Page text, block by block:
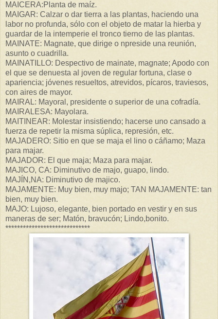
MAICERA:Planta de maíz.
MAIGAR: Calzar o dar tierra a las plantas, haciendo una
labor no profunda, sólo con el objeto de matar la hierba y
guardar de la intemperie el tronco tierno de las plantas.
MAINATE: Magnate, que dirige o npreside una reunión,
asunto o cuadrilla.
MAINATILLO: Despectivo de mainate, magnate; Apodo con
el que se denuesta al joven de regular fortuna, clase o
apariencia; jóvenes resueltos, atrevidos, pícaros, traviesos,
con aires de mayor.
MAIRAL: Mayoral, presidente o superior de una cofradía.
MAIRALESA: Mayolara.
MAITINEAR: Molestar insistiendo; hacerse uno cansado a
fuerza de repetir la misma súplica, represión, etc.
MAJADERO: Sitio en que se maja el lino o cáñamo; Maza
para majar.
MAJADOR: El que maja; Maza para majar.
MAJICO, CA: Diminutivo de majo, guapo, lindo.
MAJÍN,NA: Diminutivo de majico.
MAJAMENTE: Muy bien, muy majo; TAN MAJAMENTE: tan
bien, muy bien.
MAJO: Lujoso, elegante, bien portado en vestir y en sus
maneras de ser; Matón, bravucón; Lindo,bonito.
*****************************